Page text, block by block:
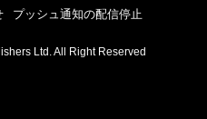
プッシュ通知の配信停止
Ltd. All Right Reserved